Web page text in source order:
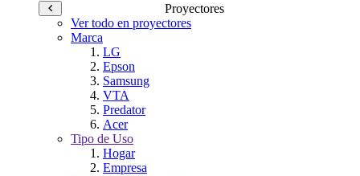
Proyectores
Ver todo en proyectores
Marca
LG
Epson
Samsung
VTA
Predator
Acer
Tipo de Uso
Hogar
Empresa